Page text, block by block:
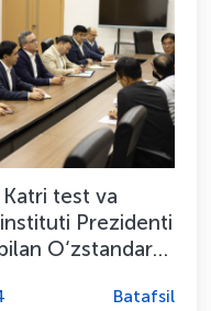
test va
Prezidenti
O‘zstandart
Batafsil